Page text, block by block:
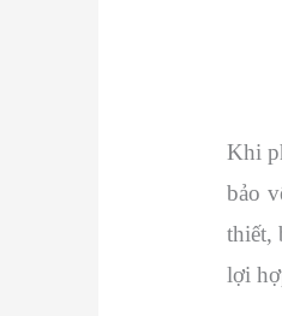
Khi
bảo
thiết,
lợi